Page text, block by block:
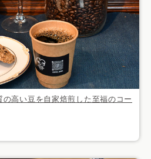
の高い豆を自家焙煎した至福のコー